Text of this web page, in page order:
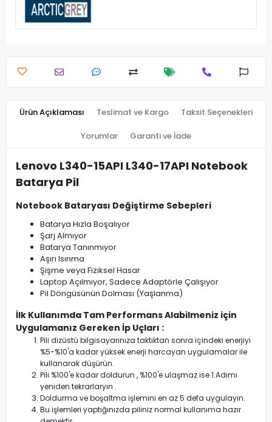
Ürün Açıklaması Teslimat ve Kargo Taksit Seçenekleri
Yorumlar Garanti ve İade
Lenovo L340-15API L340-17API Notebook
Batarya Pil
Notebook Bataryası Değiştirme Sebepleri
Batarya Hızla Boşalıyor
Şarj Almıyor
Batarya Tanınmıyor
Aşırı Isınma
Şişme veya Fiziksel Hasar
Laptop Açılmıyor, Sadece Adaptörle Çalışıyor
Pil Döngüsünün Dolması (Yaşlanma)
İlk Kullanımda Tam Performans Alabilmeniz için
Uygulamanız Gereken İp Uçları :
Pili dizüstü bilgisayarınıza taktıktan sonra içindeki enerjiyi
%5-%10'a kadar yüksek enerji harcayan uygulamalar ile
kullanarak düşürün.
Pili %100'e kadar doldurun , %100'e ulaşmaz ise 1.Adımı
yeniden tekrarlaryın .
Doldurma ve boşaltma işlemini en az 5 defa uygulayın.
Bu işlemleri yaptığınızda piliniz normal kullanıma hazır